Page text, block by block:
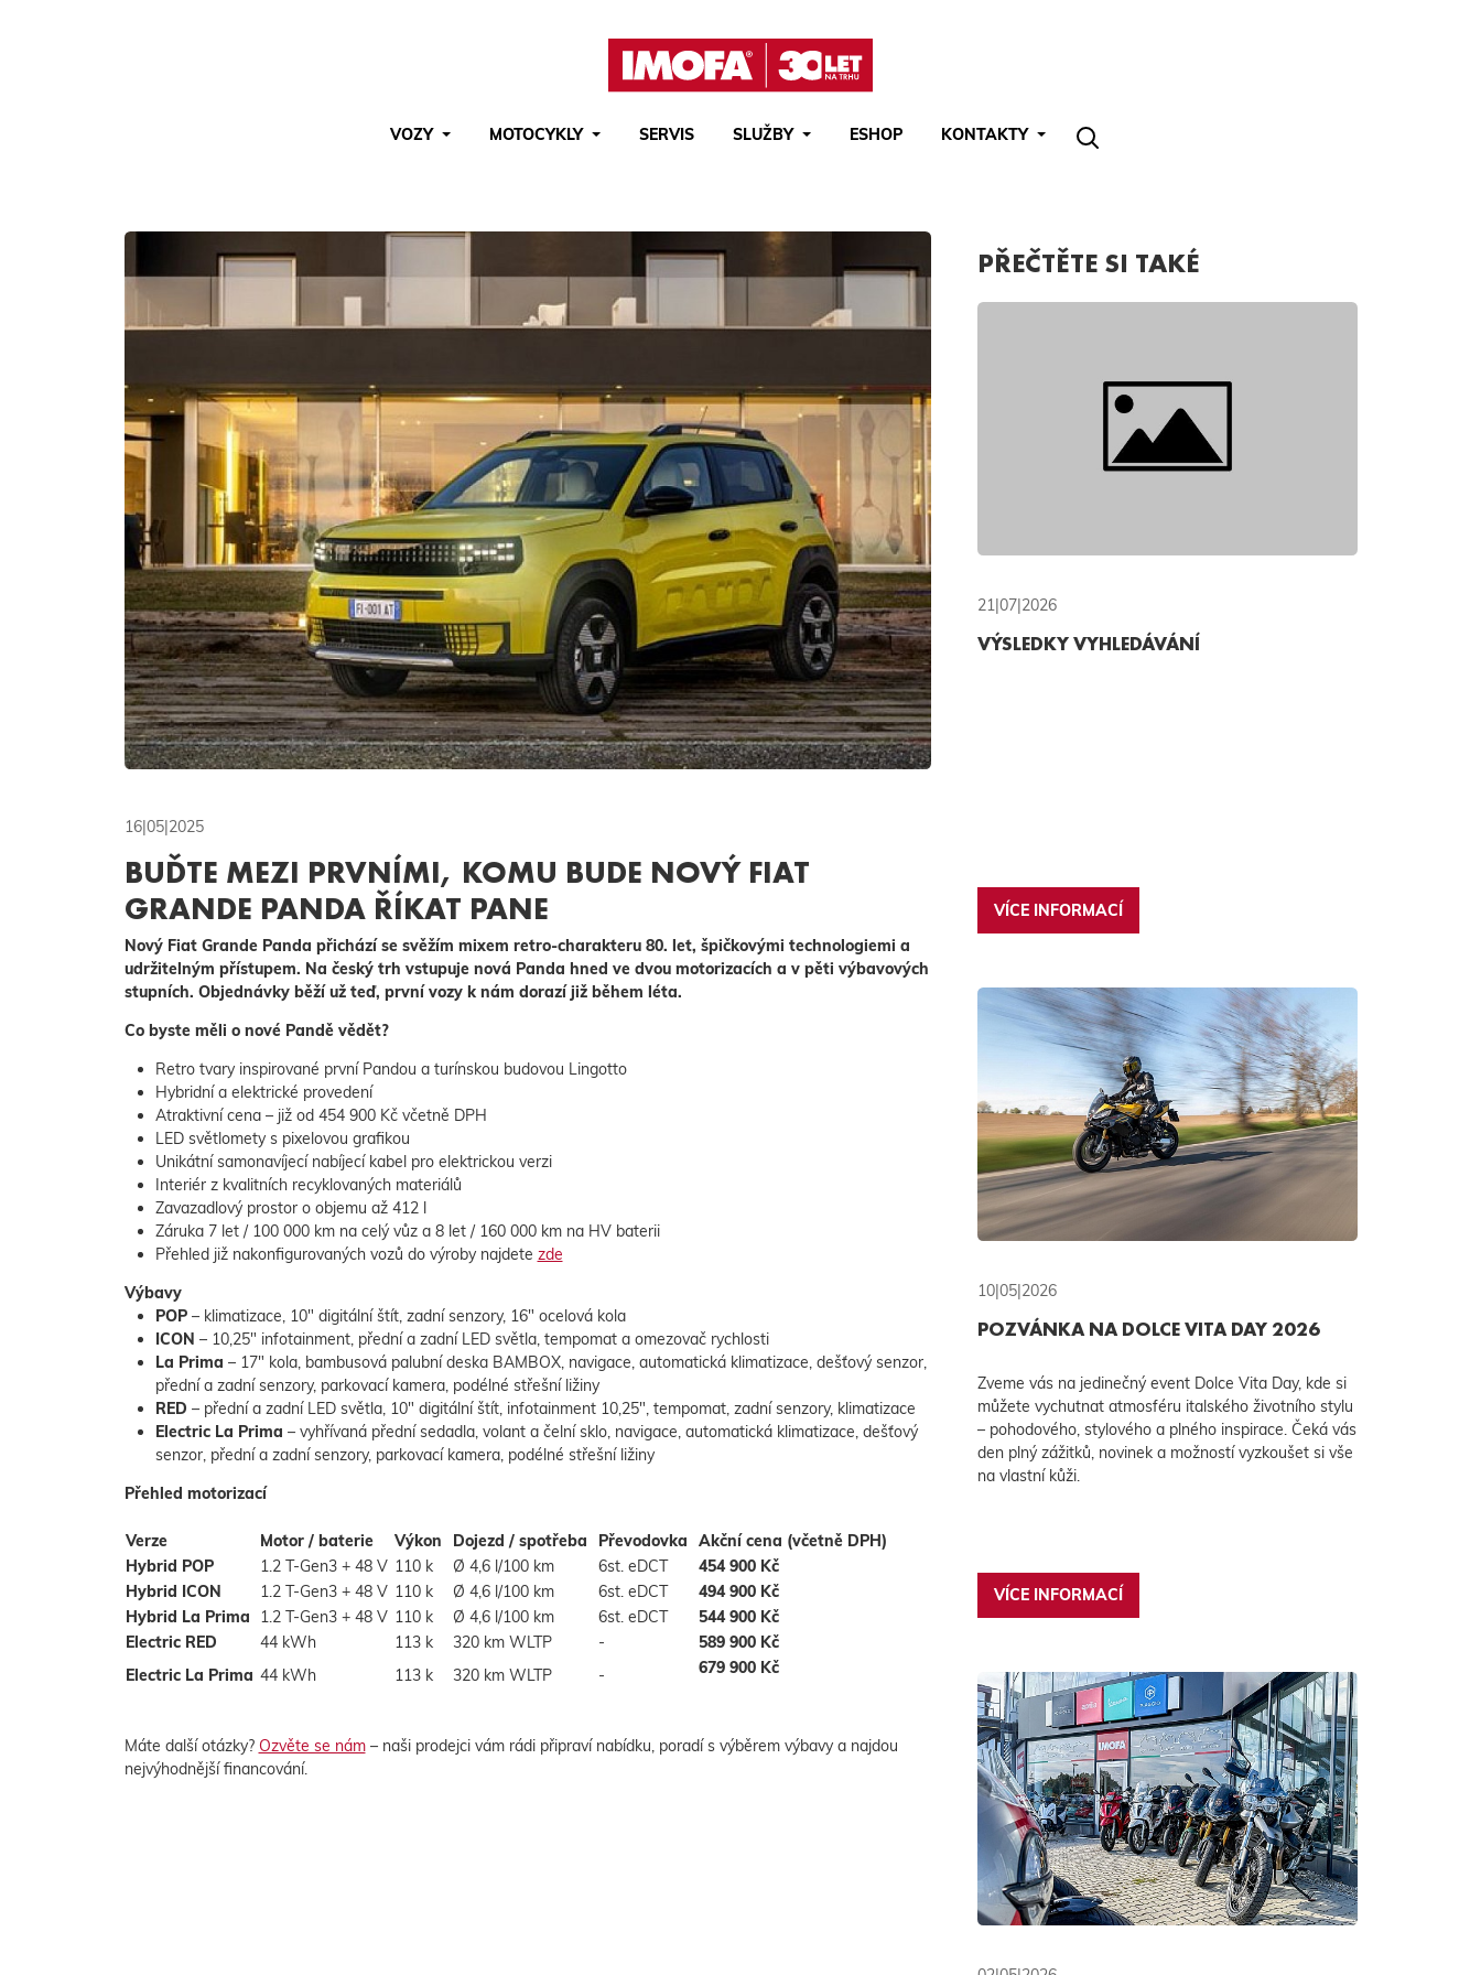
VOZY MOTOCYKLY SERVIS SLUŽBY ESHOP
KONTAKTY
16|05|2025
BUĎTE MEZI PRVNÍMI, KOMU BUDE NOVÝ FIAT
GRANDE PANDA ŘÍKAT PANE
Nový Fiat Grande Panda přichází se svěžím mixem retro-charakteru 80. let, špičkovými technologiemi a
udržitelným přístupem. Na český trh vstupuje nová Panda hned ve dvou motorizacích a v pěti výbavových
stupních. Objednávky běží už teď, první vozy k nám dorazí již během léta.
Co byste měli o nové Pandě vědět?
Retro tvary inspirované první Pandou a turínskou budovou Lingotto
Hybridní a elektrické provedení
Atraktivní cena – již od 454 900 Kč včetně DPH
LED světlomety s pixelovou grafikou
Unikátní samonavíjecí nabíjecí kabel pro elektrickou verzi
Interiér z kvalitních recyklovaných materiálů
Zavazadlový prostor o objemu až 412 l
Záruka 7 let / 100 000 km na celý vůz a 8 let / 160 000 km na HV baterii
Přehled již nakonfigurovaných vozů do výroby najdete zde
Výbavy
POP– klimatizace, 10″ digitální štít, zadní senzory, 16″ ocelová kola
ICON – 10,25″ infotainment, přední a zadní LED světla, tempomat a omezovač rychlosti
La Prima – 17″ kola, bambusová palubní deska BAMBOX, navigace, automatická klimatizace, dešťový senzor,
přední a zadní senzory, parkovací kamera, podélné střešní ližiny
RED – přední a zadní LED světla, 10″ digitální štít, infotainment 10,25″, tempomat, zadní senzory, klimatizace
Electric La Prima – vyhřívaná přední sedadla, volant a čelní sklo, navigace, automatická klimatizace, dešťový
senzor, přední a zadní senzory, parkovací kamera, podélné střešní ližiny
Přehled motorizací
Verze Motor / baterie Výkon Dojezd / spotřeba Převodovka
Akční cena (včetně DPH)
Hybrid POP
1.2 T-Gen3 + 48 V 110 k Ø 4,6 l/100 km 6st. eDCT
454 900 Kč
Hybrid ICON
1.2 T-Gen3 + 48 V 110 k Ø 4,6 l/100 km 6st. eDCT
494 900 Kč
Hybrid La Prima
1.2 T-Gen3 + 48 V 110 k Ø 4,6 l/100 km 6st. eDCT
544 900 Kč
Electric RED
44 kWh 113 k 320 km WLTP -
589 900 Kč
Electric La Prima 44 kWh 113 k 320 km WLTP - 679 900 Kč
Máte další otázky? Ozvěte se nám– naši prodejci vám rádi připraví nabídku, poradí s výběrem výbavy a najdou
nejvýhodnější financování.
PŘEČTĚTE SI TAKÉ
21|07|2026
VÝSLEDKY VYHLEDÁVÁNÍ
VÍCE INFORMACÍ
10|05|2026
POZVÁNKA NA DOLCE VITA DAY 2026
Zveme vás na jedinečný event Dolce Vita Day, kde si
můžete vychutnat atmosféru italského životního stylu
– pohodového, stylového a plného inspirace. Čeká vás
den plný zážitků, novinek a možností vyzkoušet si vše
na vlastní kůži.
VÍCE INFORMACÍ